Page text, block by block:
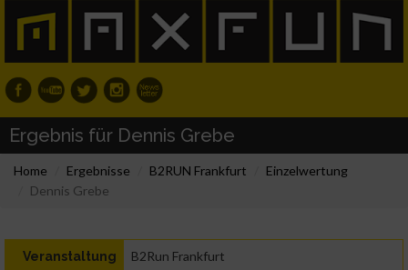
Ergebnis für Dennis Grebe
Home Ergebnisse B2RUN Frankfurt
Einzelwertung
Dennis Grebe
Veranstaltung B2Run Frankfurt